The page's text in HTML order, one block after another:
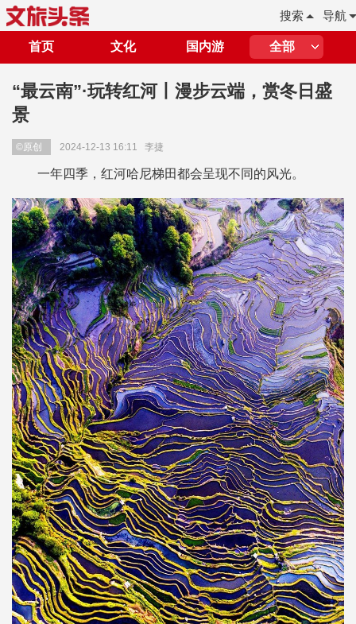
导航
搜索
首页 文化 国内游 全部
“最云南”·玩转红河丨漫步云端，赏冬日盛
景
©原创 2024-12-13 16:11 李捷
一年四季，红河哈尼梯田都会呈现不同的风光。